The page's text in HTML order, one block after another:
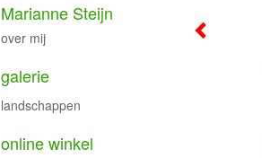
Marianne Steijn
over mij
galerie
landschappen
online winkel